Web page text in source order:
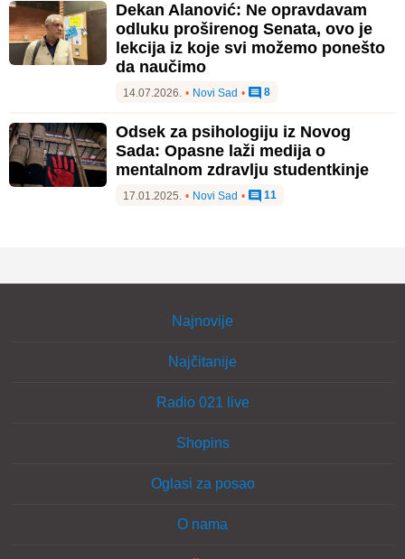
Dekan Alanović: Ne opravdavam
odluku proširenog Senata, ovo je
lekcija iz koje svi možemo ponešto
da naučimo
14.07.2026. • Novi Sad • 8
Odsek za psihologiju iz Novog
Sada: Opasne laži medija o
mentalnom zdravlju studentkinje
17.01.2025. • Novi Sad • 11
Najnovije
Najčitanije
Radio 021 live
Shopins
Oglasi za posao
O nama